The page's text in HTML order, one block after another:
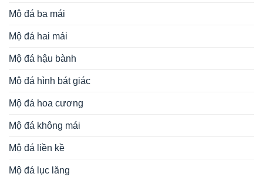
Mộ đá ba mái
Mộ đá hai mái
Mộ đá hậu bành
Mộ đá hình bát giác
Mộ đá hoa cương
Mộ đá không mái
Mộ đá liền kề
Mộ đá lục lăng